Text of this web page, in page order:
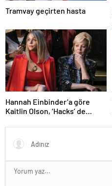
Tramvay geçirten hasta
Hannah Einbinder’a göre
Kaitlin Olson, ‘Hacks’ de